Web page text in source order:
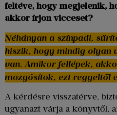
feltéve, hogy megjelenik,
akkor írjon vicceset?
Néhányan a színpadi,
hiszik, hogy mindig olyan
van. Amikor fellépek,
mozgósítok, ezt reggeltől
A kérdésre visszatérve,
ugyanazt várja a könyvtől,